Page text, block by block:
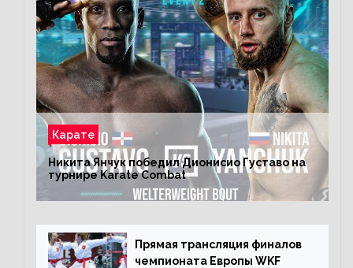
Карате
Никита Янчук победил Дионисио Густаво на
турнире Karate Combat
Прямая трансляция финалов
чемпионата Европы WKF